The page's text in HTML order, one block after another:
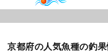
京都府の人気魚種の釣